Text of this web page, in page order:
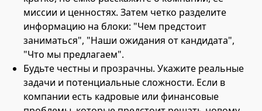
миссии и ценностях. Затем четко разделите
информацию на блоки: "Чем предстоит
заниматься", "Наши ожидания от кандидата",
"Что мы предлагаем".
Будьте честны и прозрачны. Укажите реальные
задачи и потенциальные сложности. Если в
компании есть кадровые или финансовые